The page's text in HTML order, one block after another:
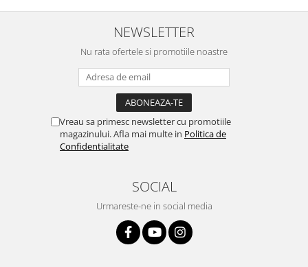
NEWSLETTER
Nu rata ofertele si promotiile noastre
Vreau sa primesc newsletter cu promotiile
magazinului. Afla mai multe in Politica de
Confidentialitate
SOCIAL
Urmareste-ne in social media